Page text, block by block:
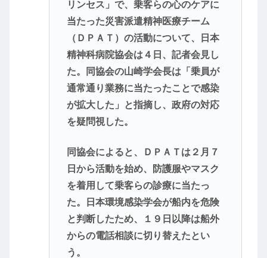
リンセス」で、乗客らの心のケアに
当たった災害派遣精神医療チーム
（ＤＰＡＴ）の活動について、日本
精神科病院協会は４日、記者会見し
た。同協会の山崎学会長は「乗員が
通常通り業務に当たったことで感染
が拡大した」と指摘し、政府の対応
を疑問視した。
同協会によると、ＤＰＡＴは２月７
日から活動を始め、防護服やマスク
を着用して乗客らの診療に当たっ
た。日本環境感染学会が船内を危険
と判断したため、１９日以降は船外
からの電話相談に切り替えたとい
う。